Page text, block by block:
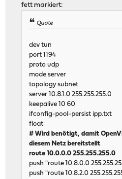
fett markiert:
Quote
dev tun
port 1194
proto udp
mode server
topology subnet
server 10.8.1.0 255.255.255.0
keepalive 10 60
ifconfig-pool-persist ipp.txt
float
# Wird benötigt, damit
diesem Netz bereitstellt
route 10.0.0.0 255.255.255.0
push "route 10.8.0.0
push "route 10.8.2.0